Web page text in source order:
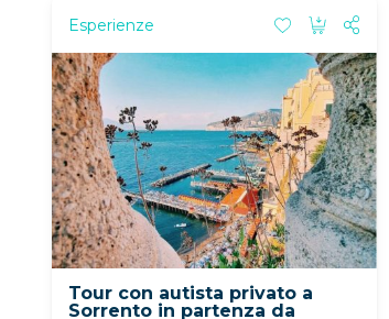
Esperienze
Tour con autista privato a
Sorrento in partenza da